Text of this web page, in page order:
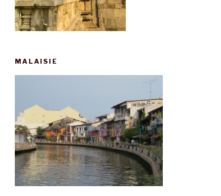
MALAISIE